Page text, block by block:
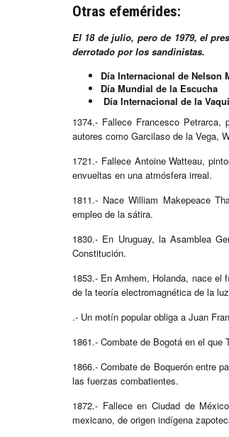
Otras efemérides:
El 18 de julio, pero de 1979, el
derrotado por los sandinistas.
Día Internacional de Nelson
Día Mundial de la Escucha
Día Internacional de la
1374.- Fallece Francesco
autores como Garcilaso de la Vega,
1721.- Fallece Antoine Watteau,
envueltas en una atmósfera irreal.
1811.- Nace William Makepeace
empleo de la sátira.
1830.- En Uruguay, la Asamblea
Constitución.
1853.- En Arnhem, Holanda, nace
de la teoría electromagnética de la
.- Un motín popular obliga a Juan
1861.- Combate de Bogotá en el que
1866.- Combate de Boquerón entre
las fuerzas combatientes.
1872.- Fallece en Ciudad de
mexicano, de origen indígena